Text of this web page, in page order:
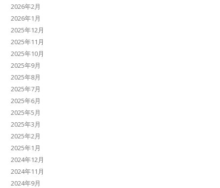
2026年2月
2026年1月
2025年12月
2025年11月
2025年10月
2025年9月
2025年8月
2025年7月
2025年6月
2025年5月
2025年3月
2025年2月
2025年1月
2024年12月
2024年11月
2024年9月